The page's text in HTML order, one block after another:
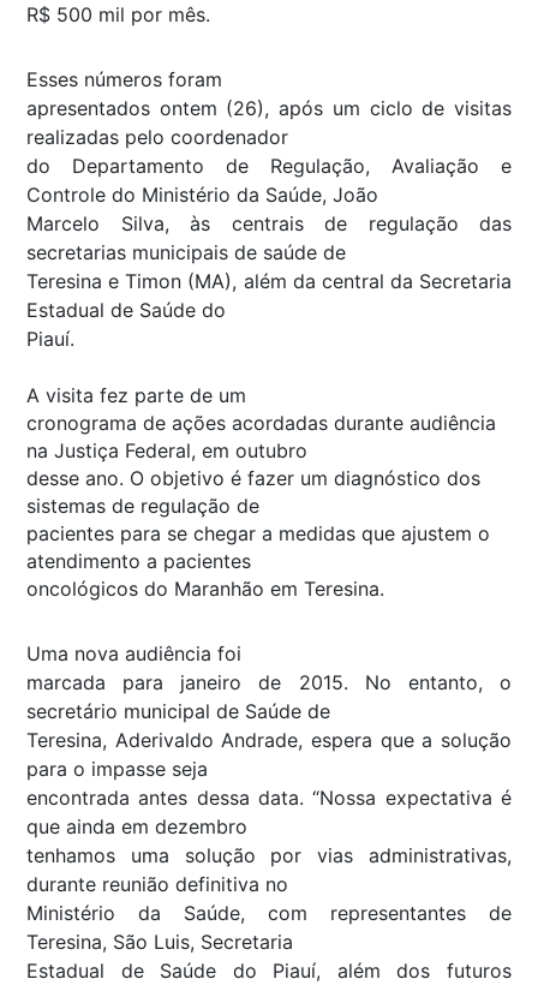
R$ 500 mil por mês.
Esses números foram
apresentados ontem (26), após um ciclo de visitas
realizadas pelo coordenador
do Departamento de Regulação, Avaliação e
Controle do Ministério da Saúde, João
Marcelo Silva, às centrais de regulação das
secretarias municipais de saúde de
Teresina e Timon (MA), além da central da Secretaria
Estadual de Saúde do
Piauí.
A visita fez parte de um
cronograma de ações acordadas durante audiência
na Justiça Federal, em outubro
desse ano. O objetivo é fazer um diagnóstico dos
sistemas de regulação de
pacientes para se chegar a medidas que ajustem o
atendimento a pacientes
oncológicos do Maranhão em Teresina.
Uma nova audiência foi
marcada para janeiro de 2015. No entanto, o
secretário municipal de Saúde de
Teresina, Aderivaldo Andrade, espera que a solução
para o impasse seja
encontrada antes dessa data. “Nossa expectativa é
que ainda em dezembro
tenhamos uma solução por vias administrativas,
durante reunião definitiva no
Ministério da Saúde, com representantes de
Teresina, São Luis, Secretaria
Estadual de Saúde do Piauí, além dos futuros